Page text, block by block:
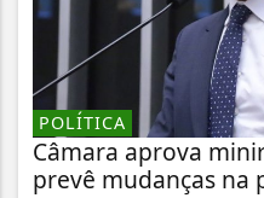
POLÍTICA
Câmara aprova
prevê mudanças na